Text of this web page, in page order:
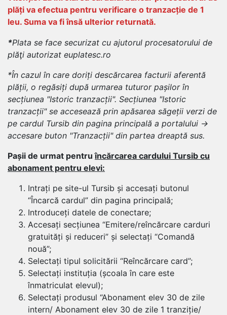
plăți va efectua pentru verificare o tranzacție de 1
leu. Suma va fi însă ulterior returnată.
*Plata se face securizat cu ajutorul procesatorului de
plăţi autorizat euplatesc.ro
*În cazul în care doriți descărcarea facturii aferentă
plății, o regăsiți după urmarea tuturor pașilor în
secțiunea "Istoric tranzacții". Secțiunea "Istoric
tranzacții" se accesează prin apăsarea săgeții verzi de
pe cardul Tursib din pagina principală a portalului ->
accesare buton "Tranzacții" din partea dreaptă sus.
Pașii de urmat pentruîncărcarea cardului Tursib cu
abonament pentru elevi:
Intrați pe site-ul Tursib și accesați butonul
“Încarcă cardul” din pagina principală;
Introduceți datele de conectare;
Accesați secțiunea “Emitere/reîncărcare carduri
gratuități și reduceri” și selectați “Comandă
nouă”;
Selectați tipul solicitării “Reîncărcare card”;
Selectați instituția (școala în care este
înmatriculat elevul);
Selectați produsul “Abonament elev 30 de zile
intern/ Abonament elev 30 de zile 1 tranziție/